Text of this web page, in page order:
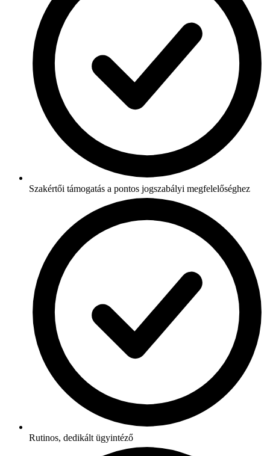
Szakértői támogatás a pontos jogszabályi megfelelőséghez
Rutinos, dedikált ügyintéző